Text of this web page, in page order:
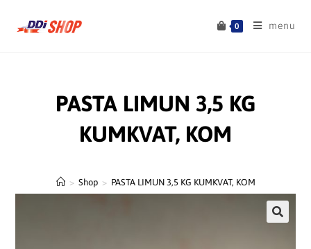
0 menu
PASTA LIMUN 3,5 KG
KUMKVAT, KOM
> Shop > PASTA LIMUN 3,5 KG KUMKVAT, KOM